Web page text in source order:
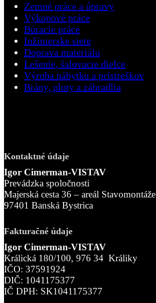
Zemné práce a úpravy
Výkopové práce
Búracie práce
Inžinierske siete
Doprava materiálu
Lešenie, šalovacie dielce
Výroba nábytku a prístreškov
Brány, ploty a zábradlia
Kontaktné údaje
Igor Cimerman-VISTAV
Prevádzka spoločnosti
Majerská cesta 36 – areál Stavomontáže
97401 Banská Bystrica
Fakturačné údaje
Igor Cimerman-VISTAV
Králická 180/100, 976 34 Králiky
IČO: 37591924
DIČ: 1041175377
IČ DPH: SK1041175377